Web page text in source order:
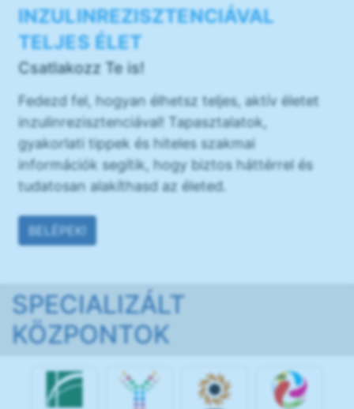
INZULINREZISZTENCIÁVAL
TELJES ÉLET
Csatlakozz Te is!
Fedezd fel, hogyan élhetsz teljes, aktív életet
inzulinrezisztenciával! Tapasztalatok,
gyakorlati tippek és hiteles szakmai
információk segítik, hogy biztos háttérrel és
tudatosan alakíthasd az életed.
BELÉPEK!
SPECIALIZÁLT
KÖZPONTOK